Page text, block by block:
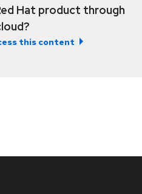
Hat product through
this content